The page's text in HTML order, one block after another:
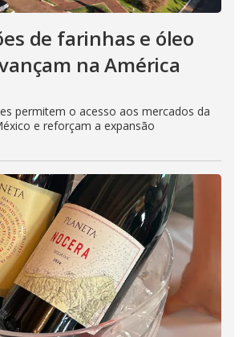
de farinhas e óleo
na América
permitem o acesso aos mercados da
e reforçam a expansão